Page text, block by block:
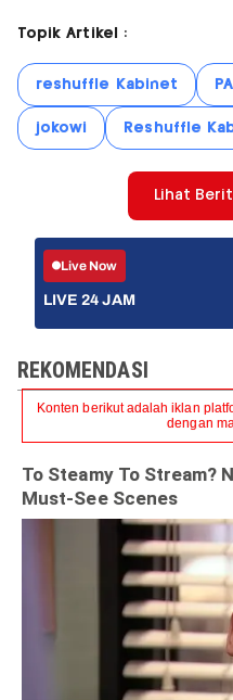
Topik Artikel :
reshuffle Kabinet
jokowi Reshuffle
Lihat
Live Now
LIVE 24 JAM